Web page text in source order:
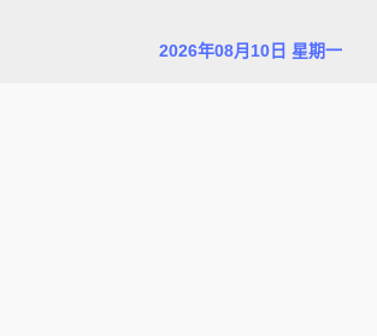
2026年08月10日 星期一